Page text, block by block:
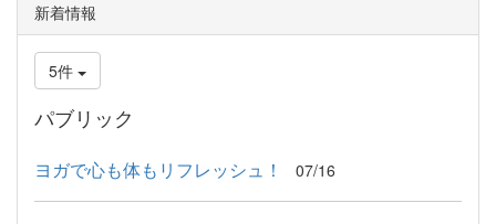
新着情報
5件
パブリック
ヨガで心も体もリフレッシュ！ 07/16